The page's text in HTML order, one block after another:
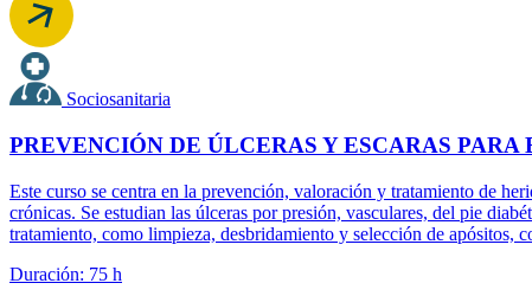
Sociosanitaria
PREVENCIÓN DE ÚLCERAS Y ESCARAS
Este curso se centra en la prevención, valoración y tratamiento de
crónicas. Se estudian las úlceras por presión, vasculares, del pie
tratamiento, como limpieza, desbridamiento y selección de apósitos,
Duración: 75 h